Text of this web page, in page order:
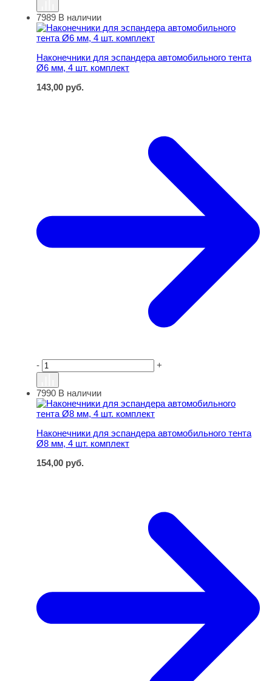
Наконечники для эспандера автомобильного тента Ø6
7989 В наличии
Наконечники для эспандера автомобильного тента
Ø6 мм, 4 шт. комплект
143,00 руб.
- +
Наконечники для эспандера автомобильного тента Ø8
7990 В наличии
Наконечники для эспандера автомобильного тента
Ø8 мм, 4 шт. комплект
154,00 руб.